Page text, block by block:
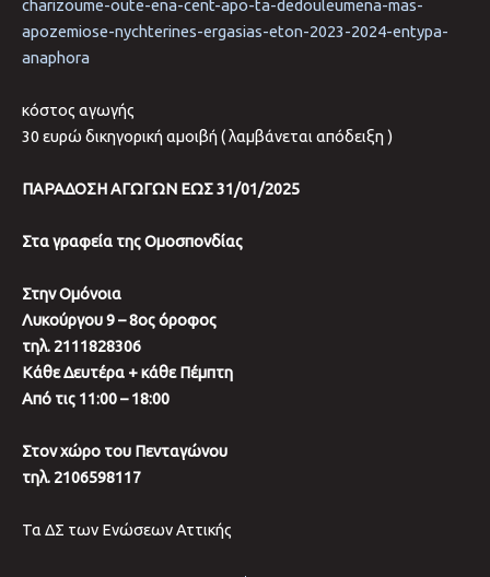
charizoume-oute-ena-cent-apo-ta-dedouleumena-mas-
apozemiose-nychterines-ergasias-eton-2023-2024-entypa-
anaphora
κόστος αγωγής
30 ευρώ δικηγορική αμοιβή ( λαμβάνεται απόδειξη )
ΠΑΡΑΔΟΣΗ ΑΓΩΓΩΝ ΕΩΣ 31/01/2025
Στα γραφεία της Ομοσπονδίας
Στην Ομόνοια
Λυκούργου 9 – 8ος όροφος
τηλ. 2111828306
Κάθε Δευτέρα + κάθε Πέμπτη
Από τις 11:00 – 18:00
Στον χώρο του Πενταγώνου
τηλ. 2106598117
Τα ΔΣ των Ενώσεων Αττικής